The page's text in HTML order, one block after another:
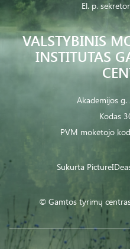
VALSTYBINIS
INSTITUTAS
Akademijos
Kodas
PVM mokėtojo
El. p.
© Gamtos tyrimų
Sukurta